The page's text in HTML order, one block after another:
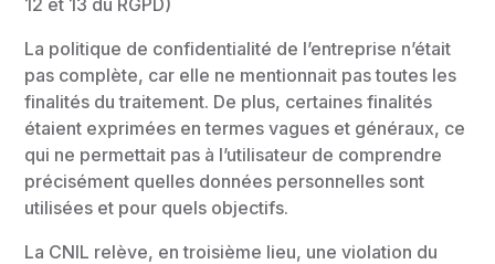
La politique de confidentialité de l’entreprise n’était
pas complète, car elle ne mentionnait pas toutes les
finalités du traitement. De plus, certaines finalités
étaient exprimées en termes vagues et généraux, ce
qui ne permettait pas à l’utilisateur de comprendre
précisément quelles données personnelles sont
utilisées et pour quels objectifs.
La CNIL relève, en troisième lieu, une violation du